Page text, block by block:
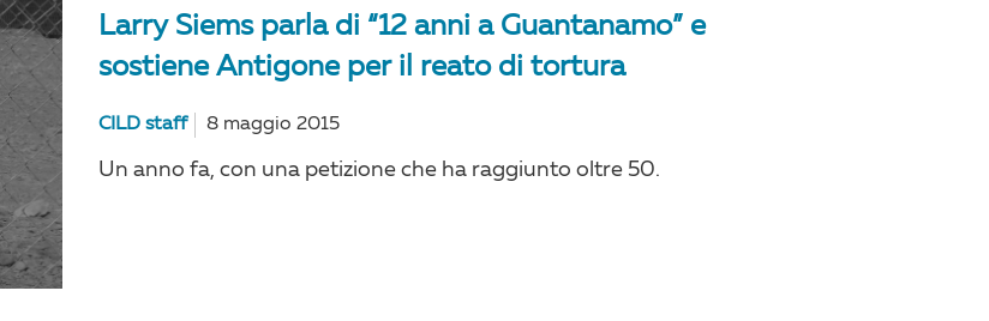
Larry Siems parla di “12 anni a Guantanamo” e
sostiene Antigone per il reato di tortura
CILD staff 8 maggio 2015
Un anno fa, con una petizione che ha raggiunto oltre 50.